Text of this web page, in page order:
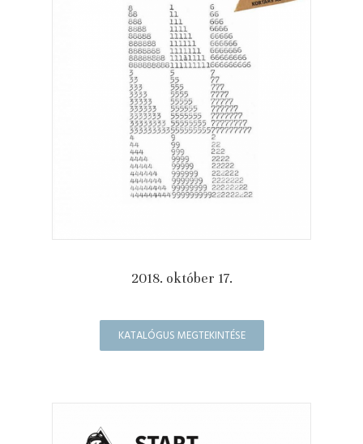
2018. október 17.
KATALÓGUS MEGTEKINTÉSE